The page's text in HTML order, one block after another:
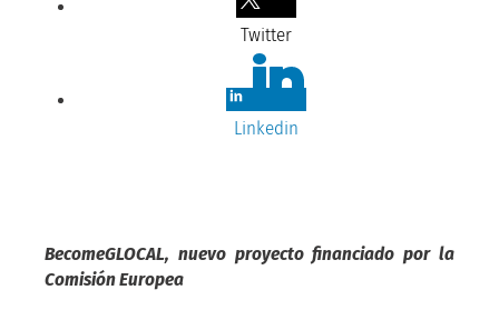
Twitter
Linkedin
BecomeGLOCAL, nuevo proyecto financiado por la
Comisión Europea